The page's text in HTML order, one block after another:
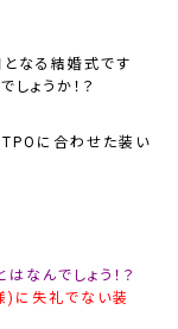
なる結婚式です
しょうか！？
TPOに合わせた装い
なんでしょう！？
)に失礼でない装